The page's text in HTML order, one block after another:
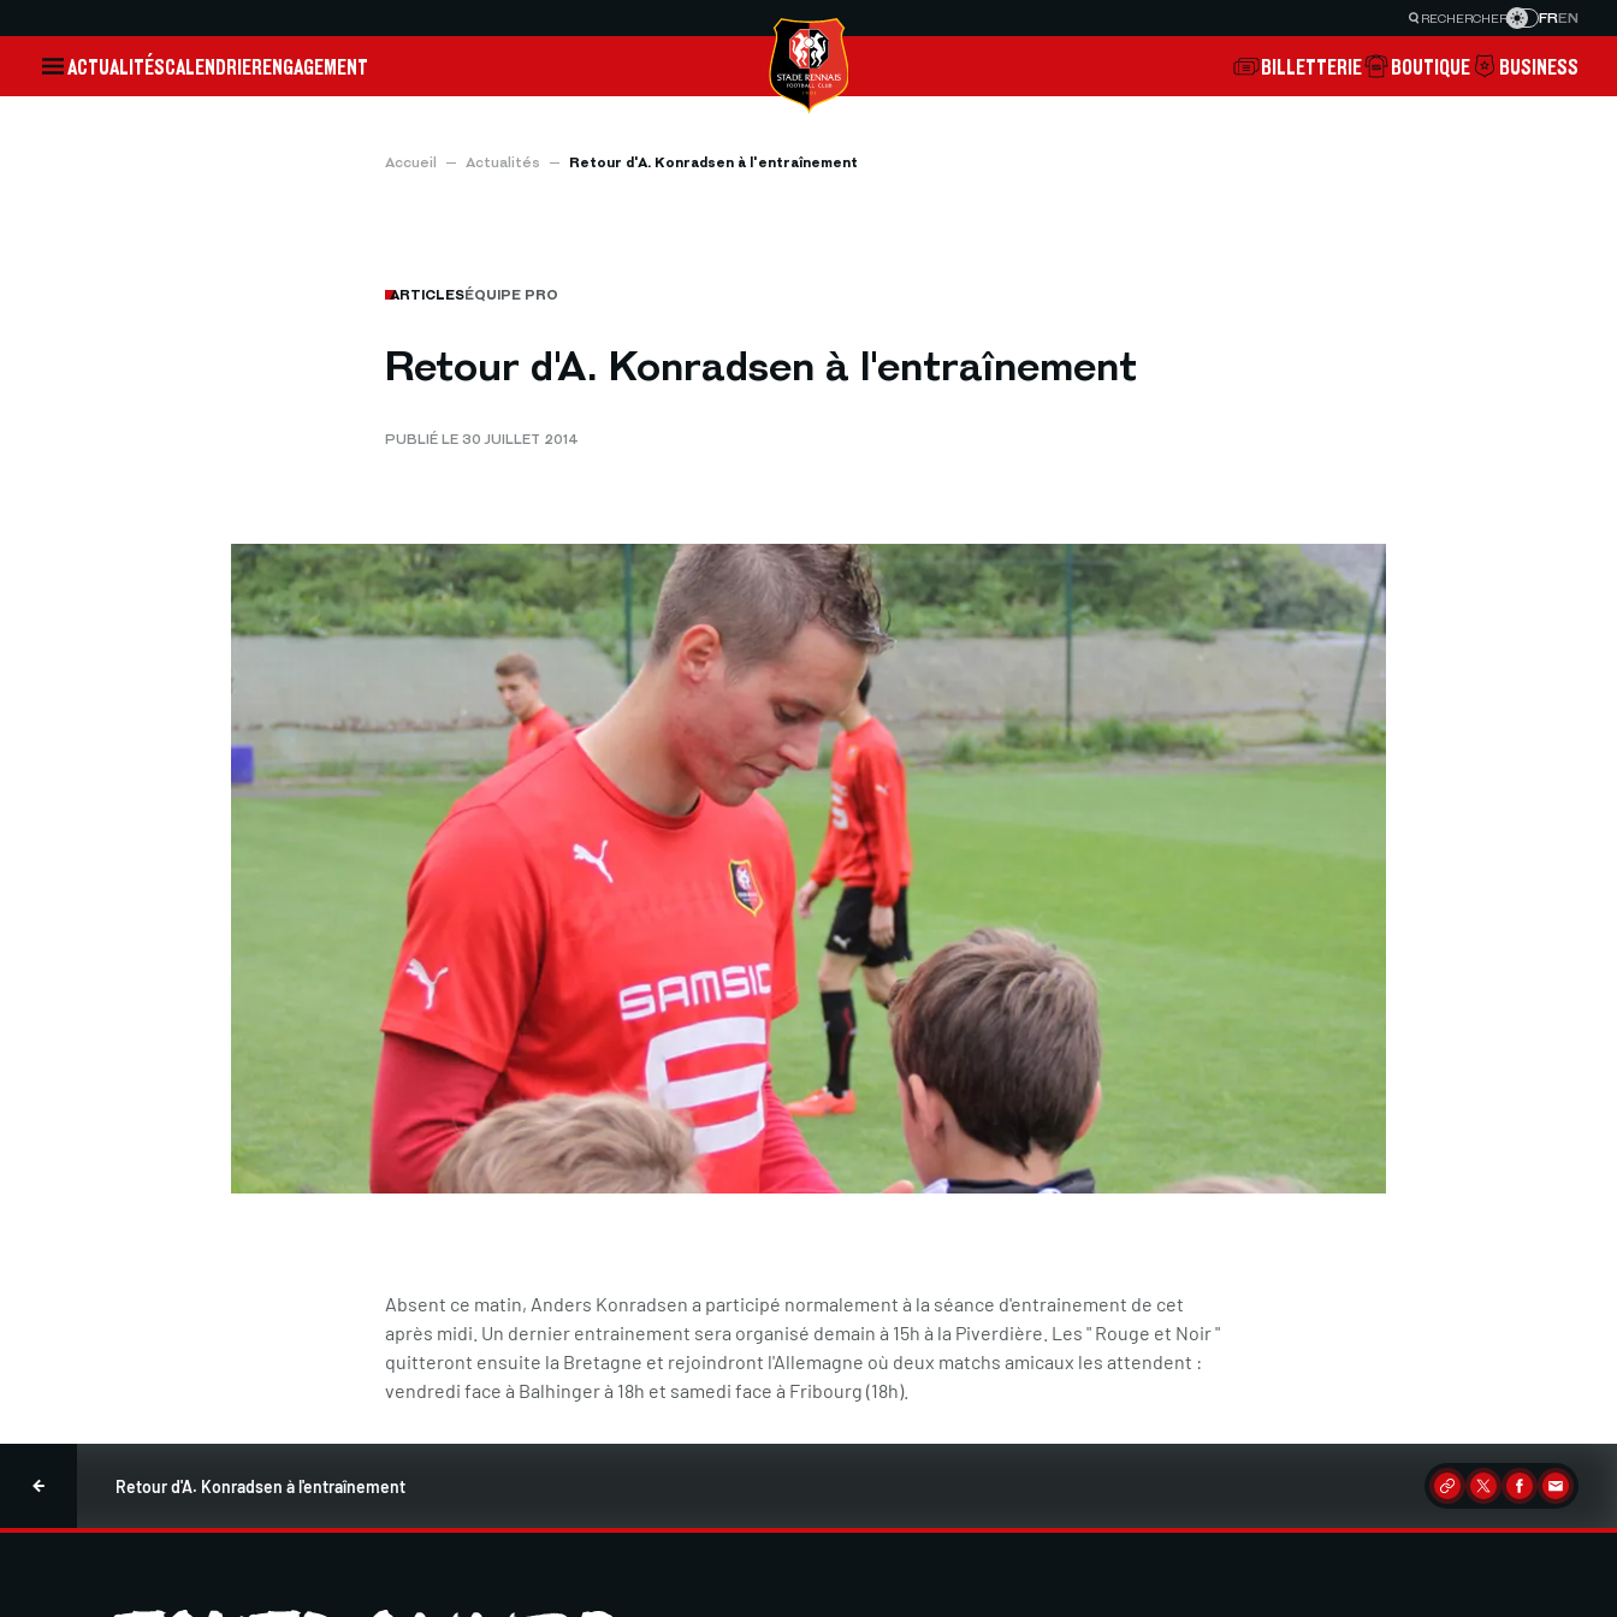
RECHERCHER FREN
ACTUALITÉSCALENDRIERENGAGEMENT BILLETTERIE BOUTIQUE BUSINESS
Accueil Actualités Retour d'A. Konradsen à l'entraînement
ARTICLESÉQUIPE PRO
Retour d'A. Konradsen à l'entraînement
PUBLIÉ LE 30 JUILLET 2014
Absent ce matin, Anders Konradsen a participé normalement à la séance d'entrainement de cet
après midi. Un dernier entrainement sera organisé demain à 15h à la Piverdière. Les " Rouge et Noir "
quitteront ensuite la Bretagne et rejoindront l'Allemagne où deux matchs amicaux les attendent :
vendredi face à Balhinger à 18h et samedi face à Fribourg (18h).
Retour d'A. Konradsen à l'entraînement Partager